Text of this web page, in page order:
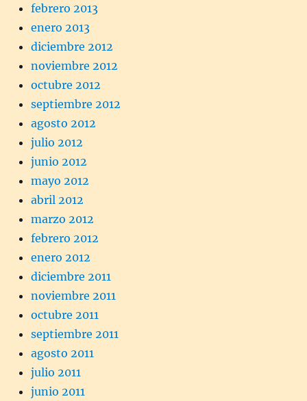
febrero 2013
enero 2013
diciembre 2012
noviembre 2012
octubre 2012
septiembre 2012
agosto 2012
julio 2012
junio 2012
mayo 2012
abril 2012
marzo 2012
febrero 2012
enero 2012
diciembre 2011
noviembre 2011
octubre 2011
septiembre 2011
agosto 2011
julio 2011
junio 2011